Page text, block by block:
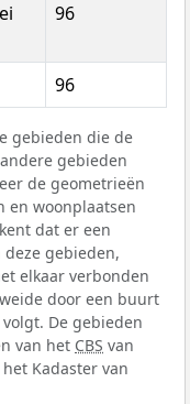
96
96
gebieden die de
andere gebieden
de geometrieën
en woonplaatsen
dat er een
gebieden,
elkaar verbonden
door een buurt
De gebieden
van het CBS van
Kadaster van